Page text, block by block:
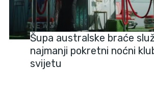
NEWS
Šupa australske braće
najmanji pokretni noćni
svijetu